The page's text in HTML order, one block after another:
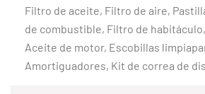
Filtro de aceite, Filtro de aire,
de combustible, Filtro de
Aceite de motor, Escobillas
Amortiguadores, Kit de correa de